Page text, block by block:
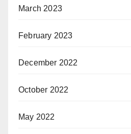
March 2023
February 2023
December 2022
October 2022
May 2022